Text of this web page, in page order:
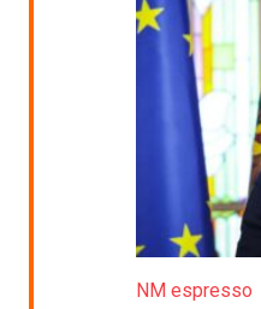
NM espresso